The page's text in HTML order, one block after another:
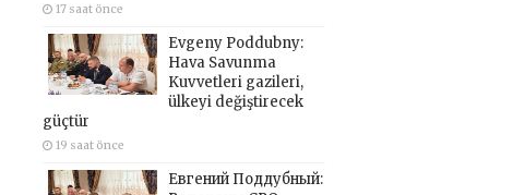
17 saat önce
Evgeny Poddubny:
Hava Savunma
Kuvvetleri gazileri,
ülkeyi değiştirecek
güçtür
19 saat önce
Евгений Поддубный: